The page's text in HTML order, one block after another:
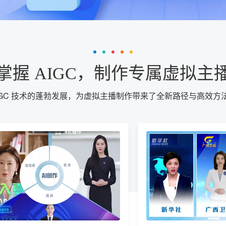
握 AIGC，制作专属虚拟主
技术的蓬勃发展，为虚拟主播制作带来了全新路径与高效方